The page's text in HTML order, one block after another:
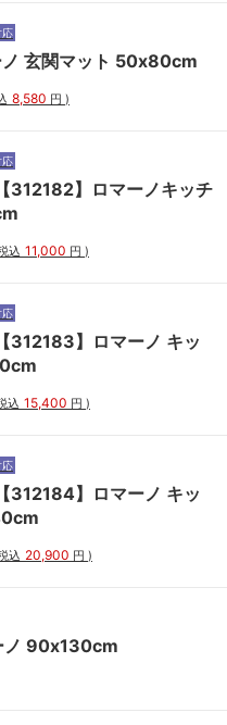
応
ノ 玄関マット 50x80cm
8,580 円 )
応
312182】ロマーノキッチ
込 11,000 円 )
応
312183】ロマーノ キッ
込 15,400 円 )
応
312184】ロマーノ キッ
込 20,900 円 )
ノ 90x130cm